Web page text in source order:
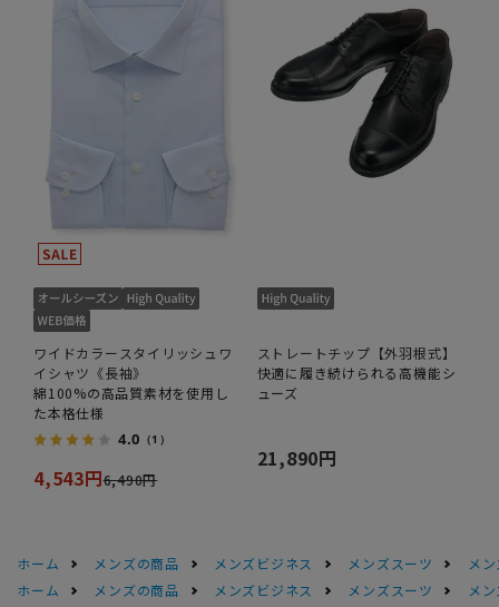
ワイドカラースタイリッシュワ
イシャツ《長袖》
綿100%の高品質素材を使用し
た本格仕様
4.0 （1）
4,543円6,490円
ストレートチップ【外羽根式】
快適に履き続けられる高機能シ
ューズ
21,890円
ホーム メンズの商品 メンズビジネス メンズスーツ
メ
ホーム
メンズの商品 メンズビジネス メンズスーツ
メ